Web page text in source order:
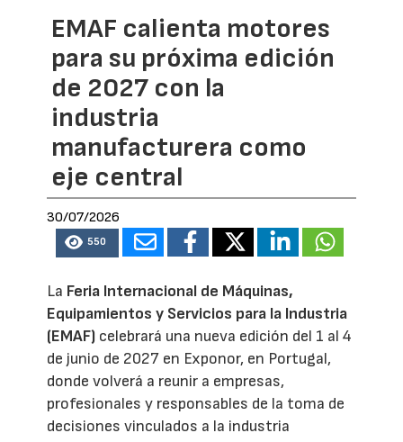
EMAF calienta motores
para su próxima edición
de 2027 con la
industria
manufacturera como
eje central
30/07/2026
550
La Feria Internacional de Máquinas,
Equipamientos y Servicios para la Industria
(EMAF) celebrará una nueva edición del 1 al 4
de junio de 2027 en Exponor, en Portugal,
donde volverá a reunir a empresas,
profesionales y responsables de la toma de
decisiones vinculados a la industria